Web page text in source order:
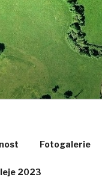
Fotogalerie
2023